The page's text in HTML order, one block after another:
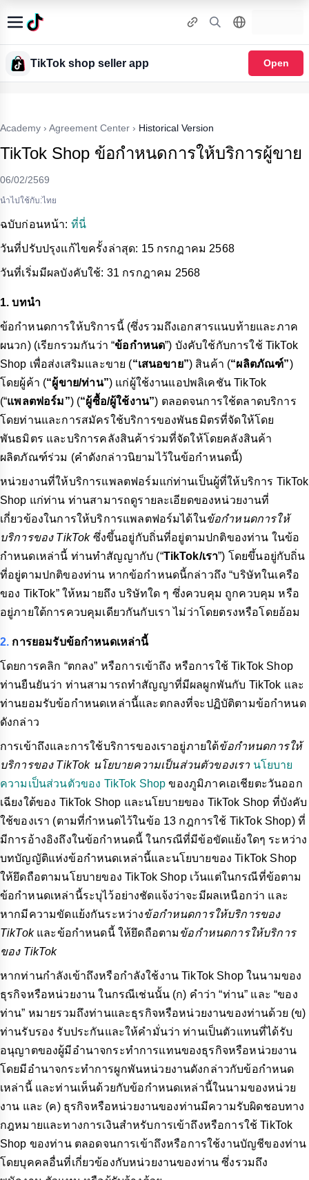
TikTok shop seller app Open
Academy › Agreement Center › Historical Version
TikTok Shop ข้อกำหนดการให้บริการผู้ขาย
06/02/2569
นำไปใช้กับ:ไทย
ฉบับก่อนหน้า: ที่นี่
วันที่ปรับปรุงแก้ไขครั้งล่าสุด: 15 กรกฎาคม 2568
วันที่เริ่มมีผลบังคับใช้: 31 กรกฎาคม 2568
1. บทนำ
ข้อกำหนดการให้บริการนี้ (ซึ่งรวมถึงเอกสารแนบท้ายและภาค
ผนวก) (เรียกรวมกันว่า “ข้อกำหนด”) บังคับใช้กับการใช้ TikTok
Shop เพื่อส่งเสริมและขาย (“เสนอขาย”) สินค้า (“ผลิตภัณฑ์”)
โดยผู้ค้า (“ผู้ขาย/ท่าน”) แก่ผู้ใช้งานแอปพลิเคชัน TikTok
(“แพลตฟอร์ม”) (“ผู้ซื้อ/ผู้ใช้งาน”) ตลอดจนการใช้ตลาดบริการ
โดยท่านและการสมัครใช้บริการของพันธมิตรที่จัดให้โดย
พันธมิตร และบริการคลังสินค้าร่วมที่จัดให้โดยคลังสินค้า
ผลิตภัณฑ์ร่วม (คำดังกล่าวนิยามไว้ในข้อกำหนดนี้)
หน่วยงานที่ให้บริการแพลตฟอร์มแก่ท่านเป็นผู้ที่ให้บริการ TikTok
Shop แก่ท่าน ท่านสามารถดูรายละเอียดของหน่วยงานที่
เกี่ยวข้องในการให้บริการแพลตฟอร์มได้ในข้อกำหนดการให้
บริการของ TikTokซึ่งขึ้นอยู่กับถิ่นที่อยู่ตามปกติของท่าน ในข้อ
กำหนดเหล่านี้ ท่านทำสัญญากับ (“TikTok/เรา”) โดยขึ้นอยู่กับถิ่น
ที่อยู่ตามปกติของท่าน หากข้อกำหนดนี้กล่าวถึง “บริษัทในเครือ
ของ TikTok” ให้หมายถึง บริษัทใด ๆ ซึ่งควบคุม ถูกควบคุม หรือ
อยู่ภายใต้การควบคุมเดียวกันกับเรา ไม่ว่าโดยตรงหรือโดยอ้อม
2. การยอมรับข้อกำหนดเหล่านี้
โดยการคลิก “ตกลง” หรือการเข้าถึง หรือการใช้ TikTok Shop
ท่านยืนยันว่า ท่านสามารถทำสัญญาที่มีผลผูกพันกับ TikTok และ
ท่านยอมรับข้อกำหนดเหล่านี้และตกลงที่จะปฏิบัติตามข้อกำหนด
ดังกล่าว
การเข้าถึงและการใช้บริการของเราอยู่ภายใต้ข้อกำหนดการให้
บริการของ TikTok นโยบายความเป็นส่วนตัวของเรา นโยบาย
ความเป็นส่วนตัวของ TikTok Shop ของภูมิภาคเอเชียตะวันออก
เฉียงใต้ของ TikTok Shop และนโยบายของ TikTok Shop ที่บังคับ
ใช้ของเรา (ตามที่กำหนดไว้ในข้อ 13 กฎการใช้ TikTok Shop) ที่
มีการอ้างอิงถึงในข้อกำหนดนี้ ในกรณีที่มีข้อขัดแย้งใดๆ ระหว่าง
บทบัญญัติแห่งข้อกำหนดเหล่านี้และนโยบายของ TikTok Shop
ให้ยึดถือตามนโยบายของ TikTok Shop เว้นแต่ในกรณีที่ข้อตาม
ข้อกำหนดเหล่านี้ระบุไว้อย่างชัดแจ้งว่าจะมีผลเหนือกว่า และ
หากมีความขัดแย้งกันระหว่างข้อกำหนดการให้บริการของ
TikTok และข้อกำหนดนี้ ให้ยึดถือตาม ข้อกำหนดการให้บริการ
ของ TikTok
หากท่านกำลังเข้าถึงหรือกำลังใช้งาน TikTok Shop ในนามของ
ธุรกิจหรือหน่วยงาน ในกรณีเช่นนั้น (ก) คำว่า “ท่าน” และ “ของ
ท่าน” หมายรวมถึงท่านและธุรกิจหรือหน่วยงานของท่านด้วย (ข)
ท่านรับรอง รับประกันและให้คำมั่นว่า ท่านเป็นตัวแทนที่ได้รับ
อนุญาตของผู้มีอำนาจกระทำการแทนของธุรกิจหรือหน่วยงาน
โดยมีอำนาจกระทำการผูกพันหน่วยงานดังกล่าวกับข้อกำหนด
เหล่านี้ และท่านเห็นด้วยกับข้อกำหนดเหล่านี้ในนามของหน่วย
งาน และ (ค) ธุรกิจหรือหน่วยงานของท่านมีความรับผิดชอบทาง
กฎหมายและทางการเงินสำหรับการเข้าถึงหรือการใช้ TikTok
Shop ของท่าน ตลอดจนการเข้าถึงหรือการใช้งานบัญชีของท่าน
โดยบุคคลอื่นที่เกี่ยวข้องกับหน่วยงานของท่าน ซึ่งรวมถึง